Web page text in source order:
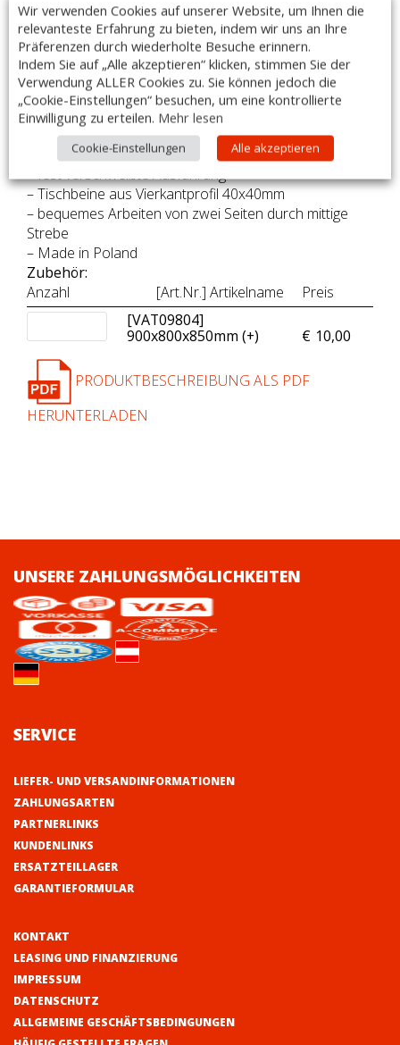
Ausführung:
– Maße: 900 x 700 x 850mm
– hergestellt aus rostfreiem, ferritischen Stahl
– ohne Aufkantung
– Arbeitsplatte im oberen Teil durch Rahmen verstärkt
– Arbeitsfläche unterfüttert mit einer doppelt
laminierten Schallschutzplatte, Stärke: 18 mm
– höhenverstellbare Füße +25 mm bis -5 mm
– fest verschweißte Ausführung
– Tischbeine aus Vierkantprofil 40x40mm
– bequemes Arbeiten von zwei Seiten durch mittige
Strebe
– Made in Poland
Zubehör:
Anzahl
[Art.Nr.] Artikelname
Preis
[VAT09804]
900x800x850mm (+
€ 10,00
)
PRODUKTBESCHREIBUNG ALS PDF
HERUNTERLADEN
UNSERE ZAHLUNGSMÖGLICHKEITEN
SERVICE
LIEFER- UND VERSANDINFORMATIONEN
ZAHLUNGSARTEN
PARTNERLINKS
KUNDENLINKS
ERSATZTEILLAGER
GARANTIEFORMULAR
KONTAKT
LEASING UND FINANZIERUNG
IMPRESSUM
DATENSCHUTZ
ALLGEMEINE GESCHÄFTSBEDINGUNGEN
Wir verwenden Cookies auf unserer Website, um Ihnen die
relevanteste Erfahrung zu bieten, indem wir uns an Ihre
Präferenzen durch wiederholte Besuche erinnern.
Indem Sie auf „Alle akzeptieren“ klicken, stimmen Sie der
Verwendung ALLER Cookies zu. Sie können jedoch die
„Cookie-Einstellungen“ besuchen, um eine kontrollierte
Einwilligung zu erteilen. Mehr lesen
Cookie-Einstellungen Alle akzeptieren